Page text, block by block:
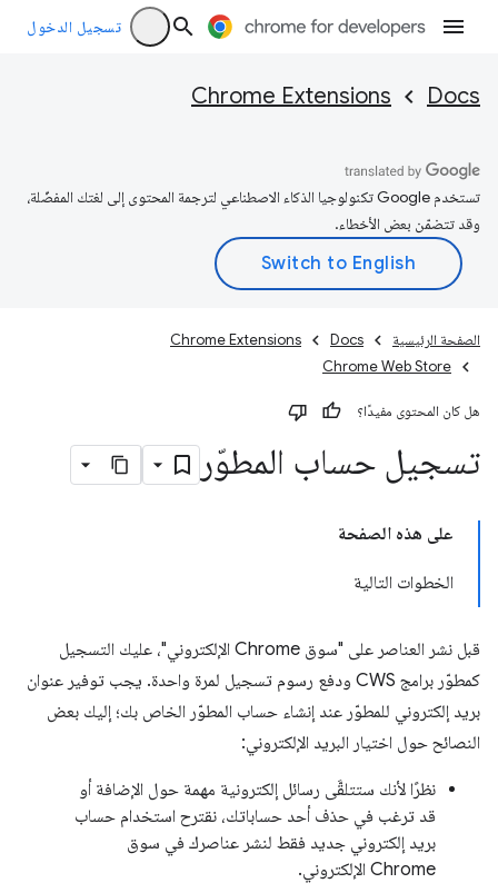
تسجيل الدخول
Docs
Chrome Extensions
تستخدم Google تكنولوجيا الذكاء الاصطناعي لترجمة المحتوى إلى لغتك المفضّلة،
وقد تتضمّن بعض الأخطاء.
الصفحة الرئيسية Docs
Chrome Extensions
Chrome Web Store
هل كان المحتوى مفيدًا؟
تسجيل حساب المطوّر
على هذه الصفحة
الخطوات التالية
قبل نشر العناصر على "سوق Chrome الإلكتروني"، عليك التسجيل
كمطوّر برامج CWS ودفع رسوم تسجيل لمرة واحدة. يجب توفير عنوان
بريد إلكتروني للمطوّر عند إنشاء حساب المطوّر الخاص بك؛ إليك بعض
النصائح حول اختيار البريد الإلكتروني:
نظرًا لأنك ستتلقَّى رسائل إلكترونية مهمة حول الإضافة أو
قد ترغب في حذف أحد حساباتك، نقترح استخدام حساب
بريد إلكتروني جديد فقط لنشر عناصرك في سوق
Chrome الإلكتروني.